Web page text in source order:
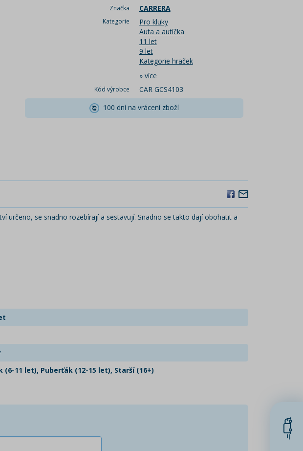
Značka
CARRERA
Kategorie
Pro kluky
Auta a autíčka
11 let
9 let
Kategorie hraček
» více
Kód výrobce
CAR GCS4103
100 dní na vrácení zboží
určeno, se snadno rozebírají a sestavují. Snadno se takto dají obohatit a
(6-11 let), Puberťák (12-15 let), Starší (16+)